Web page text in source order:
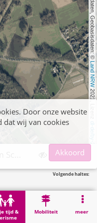
, Kartendaten, Geobasisdaten: ©
Land NRW
2021, Lizenz
dl-de/by-2-0
tijd &
Mobiliteit meer
Volgende haltes:
Museum Schloss Rheydt
Door onze website
dat wij van cookies
Akkoord